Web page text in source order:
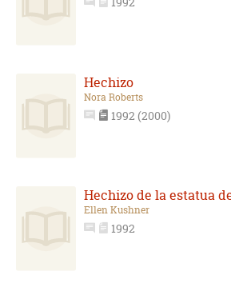
Hechizo
Nora Roberts
1992 (2000)
Hechizo de la estatua
Ellen Kushner
1992